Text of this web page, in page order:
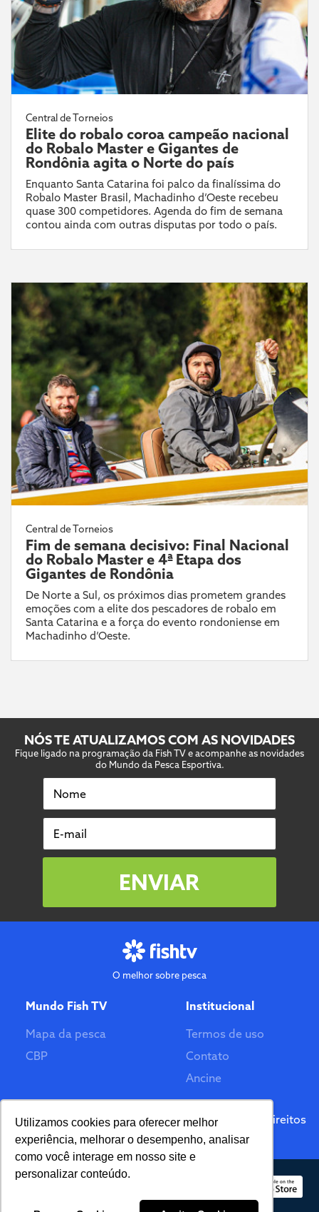
Utilizamos cookies para oferecer melhor
experiência, melhorar o desempenho, analisar
como você interage em nosso site e
personalizar conteúdo.
Central de Torneios
Elite do robalo coroa campeão nacional
do Robalo Master e Gigantes de
Rondônia agita o Norte do país
Enquanto Santa Catarina foi palco da finalíssima do
Robalo Master Brasil, Machadinho d’Oeste recebeu
quase 300 competidores. Agenda do fim de semana
contou ainda com outras disputas por todo o país.
Central de Torneios
Fim de semana decisivo: Final Nacional
do Robalo Master e 4ª Etapa dos
Gigantes de Rondônia
De Norte a Sul, os próximos dias prometem grandes
emoções com a elite dos pescadores de robalo em
Santa Catarina e a força do evento rondoniense em
Machadinho d’Oeste.
NÓS TE ATUALIZAMOS COM AS NOVIDADES
Fique ligado na programação da Fish TV e acompanhe as novidades
do Mundo da Pesca Esportiva.
Nome
E-mail
ENVIAR
O melhor sobre pesca
Mundo Fish TV
Mapa da pesca
CBP
Institucional
Termos de uso
Contato
Ancine
Feito por
© 2026 Fish TV - Todos Direitos
Reservados. Versão 2.0